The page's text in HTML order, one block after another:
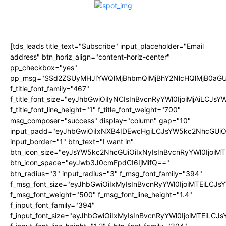
[tds_leads title_text="Subscribe" input_placeholder="Email
address" btn_horiz_align="content-horiz-center"
pp_checkbox="yes"
f_title_font_family="467"
f_title_font_line_height="1" f_title_font_weight="700"
msg_composer="success" display="column" gap="10"
input_border="1" btn_text="I want in"
btn_icon_space="eyJwb3J0cmFpdCI6IjMifQ=="
btn_radius="3" input_radius="3" f_msg_font_family="394"
f_msg_font_weight="500" f_msg_font_line_height="1.4"
f_input_font_family="394"